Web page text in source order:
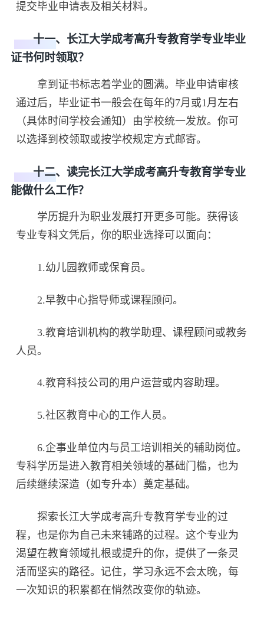
提交毕业申请表及相关材料。
十一、长江大学成考高升专教育学专业毕业
证书何时领取？
拿到证书标志着学业的圆满。毕业申请审核
通过后，毕业证书一般会在每年的7月或1月左右
（具体时间学校会通知）由学校统一发放。你可
以选择到校领取或按学校规定方式邮寄。
十二、读完长江大学成考高升专教育学专业
能做什么工作？
学历提升为职业发展打开更多可能。获得该
专业专科文凭后，你的职业选择可以面向：
1.幼儿园教师或保育员。
2.早教中心指导师或课程顾问。
3.教育培训机构的教学助理、课程顾问或教务
人员。
4.教育科技公司的用户运营或内容助理。
5.社区教育中心的工作人员。
6.企事业单位内与员工培训相关的辅助岗位。
专科学历是进入教育相关领域的基础门槛，也为
后续继续深造（如专升本）奠定基础。
探索长江大学成考高升专教育学专业的过
程，也是你为自己未来铺路的过程。这个专业为
渴望在教育领域扎根或提升的你，提供了一条灵
活而坚实的路径。记住，学习永远不会太晚，每
一次知识的积累都在悄然改变你的轨迹。